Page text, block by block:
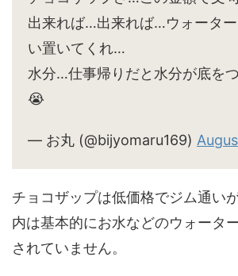
出来れば…出来れば…ウォータ
い置いてくれ…
水分…仕事帰りだと水分が底を
😭
— お丸 (@bijyomaru169)
チョコザップは低価格でジム通い
内は基本的にお水などのウォータ
されていません。